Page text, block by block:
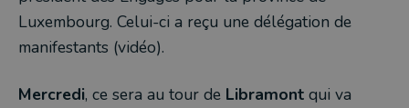
Luxembourg. Celui-ci a reçu une délégation de
manifestants (vidéo).
Mercredi, ce sera au tour de Libramont qui va